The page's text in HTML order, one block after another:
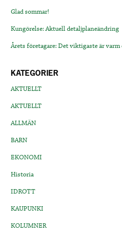
Glad sommar!
Kungörelse: Aktuell detaljplaneändring
Årets företagare: Det viktigaste är
KATEGORIER
AKTUELLT
AKTUELLT
ALLMÄN
BARN
EKONOMI
Historia
IDROTT
KAUPUNKI
KOLUMNER